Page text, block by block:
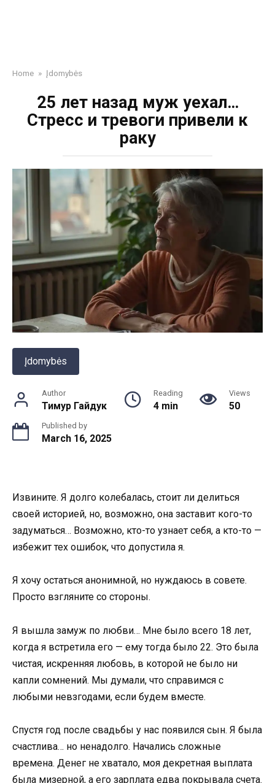
Home » Įdomybės
25 лет назад муж уехал…
Стресс и тревоги привели к
раку
Įdomybės
Author
Тимур Гайдук
Reading
4 min
Views
50
Published by
March 16, 2025
Извините. Я долго колебалась, стоит ли делиться
своей историей, но, возможно, она заставит кого-то
задуматься… Возможно, кто-то узнает себя, а кто-то —
избежит тех ошибок, что допустила я.
Я хочу остаться анонимной, но нуждаюсь в совете.
Просто взгляните со стороны.
Я вышла замуж по любви… Мне было всего 18 лет,
когда я встретила его — ему тогда было 22. Это была
чистая, искренняя любовь, в которой не было ни
капли сомнений. Мы думали, что справимся с
любыми невзгодами, если будем вместе.
Спустя год после свадьбы у нас появился сын. Я была
счастлива… но ненадолго. Начались сложные
времена. Денег не хватало, моя декретная выплата
была мизерной, а его зарплата едва покрывала счета.